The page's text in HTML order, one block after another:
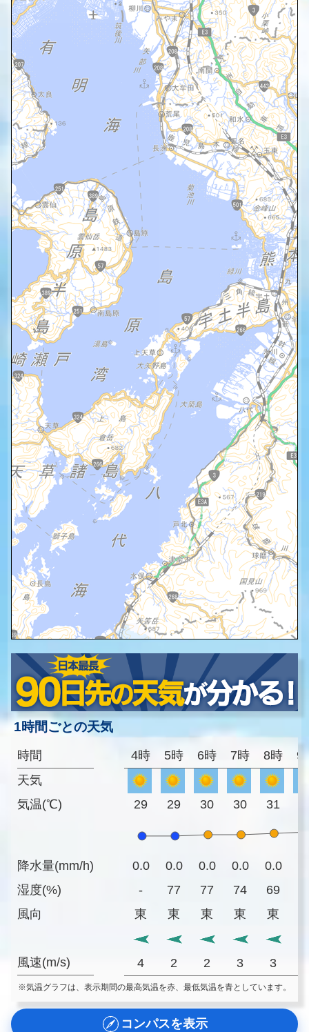
1時間ごとの天気
時間
天気
気温(℃)
降水量(mm/h)
湿度(%)
風向
風速(m/s)
4時 5時 6時 7時 8時 9
29 29 30 30 31
0.0 0.0 0.0 0.0 0.0
-
77 77 74 69
東
東 東 東 東
4 2 2 3 3
※気温グラフは、表示期間の最高気温を赤、最低気温を青としています。
コンパスを表示